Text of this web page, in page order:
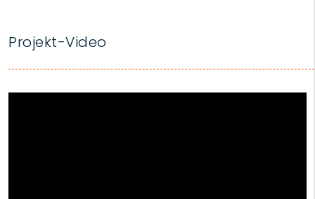
Projekt-Video